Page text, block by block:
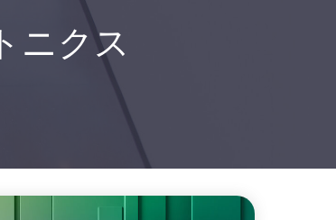
ニクス